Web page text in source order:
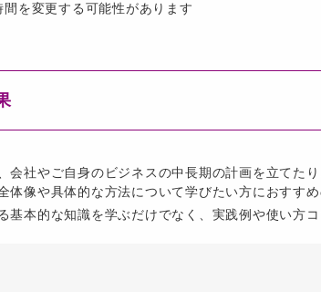
を変更する可能性があります
会社やご自身のビジネスの中長期の計画を立てた
体像や具体的な方法について学びたい方におすす
基本的な知識を学ぶだけでなく、実践例や使い方